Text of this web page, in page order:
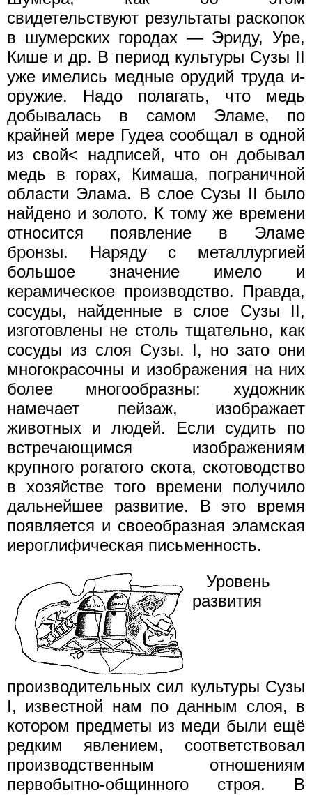
свидетельствуют результаты раскопок
в шумерских городах — Эриду, Уре,
Кише и др. В период культуры Сузы II
уже имелись медные орудий труда и-
оружие. Надо полагать, что медь
добывалась в самом Эламе, по
крайней мере Гудеа сообщал в одной
из свой< надписей, что он добывал
медь в горах, Кимаша, пограничной
области Элама. В слое Сузы II было
найдено и золото. К тому же времени
относится появление в Эламе
бронзы. Наряду с металлургией
большое значение имело и
керамическое производство. Правда,
сосуды, найденные в слое Сузы II,
изготовлены не столь тщательно, как
сосуды из слоя Сузы. I, но зато они
многокрасочны и изображения на них
более многообразны: художник
намечает пейзаж, изображает
животных и людей. Если судить по
встречающимся изображениям
крупного рогатого скота, скотоводство
в хозяйстве того времени получило
дальнейшее развитие. В это время
появляется и своеобразная эламская
иероглифическая письменность.
Уровень
развития
производительных сил культуры Сузы
I, известной нам по данным слоя, в
котором предметы из меди были ещё
редким явлением, соответствовал
производственным отношениям
первобытно-общинного строя. В